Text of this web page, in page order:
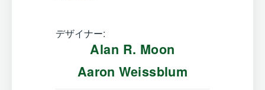
デザイナー:
Alan R. Moon
Aaron Weissblum